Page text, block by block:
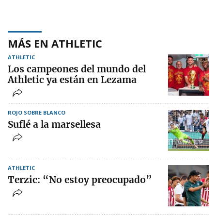
MÁS EN ATHLETIC
ATHLETIC
Los campeones del mundo del
Athletic ya están en Lezama
ROJO SOBRE BLANCO
Suflé a la marsellesa
ATHLETIC
Terzic: “No estoy preocupado”